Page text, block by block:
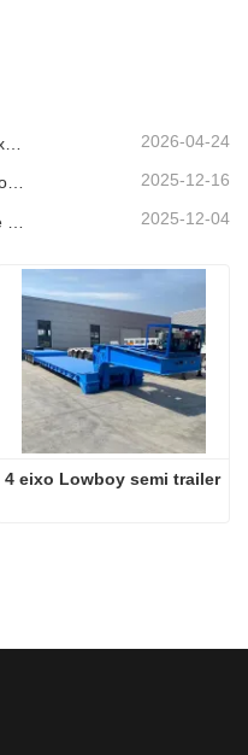
2026-04-24
Um reboque de plataforma de 3 eixos e 40 pés será enviado para o Gana. 2025-12-16
2025-12-04
4 eixo Lowboy semi trailer